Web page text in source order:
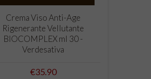
Crema Viso Anti-Age
Rigenerante Vellutante
BIOCOMPLEX ml 30 -
Verdesativa
Price
€35.90